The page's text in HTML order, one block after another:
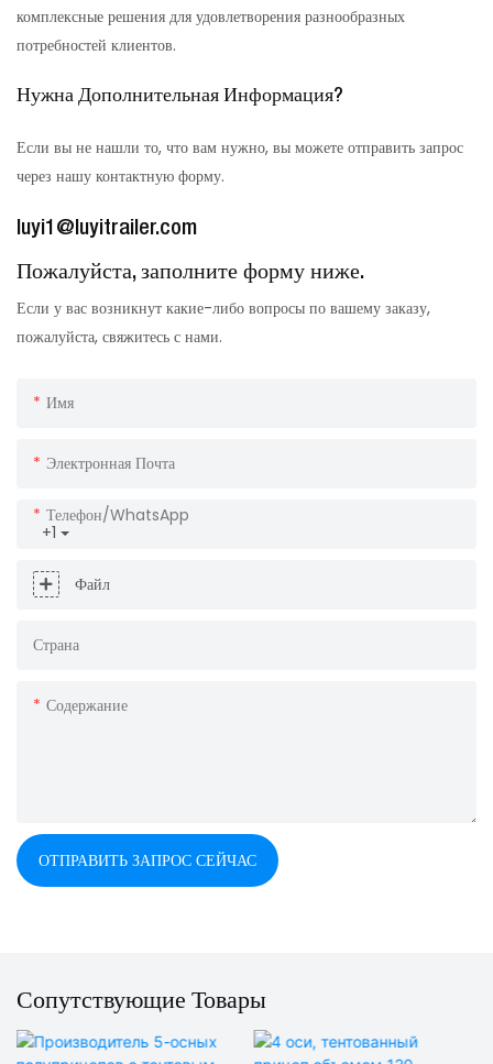
комплексные решения для удовлетворения разнообразных
потребностей клиентов.
Нужна Дополнительная Информация?
Если вы не нашли то, что вам нужно, вы можете отправить запрос
через нашу контактную форму.
luyi1@luyitrailer.com
Пожалуйста, заполните форму ниже.
Если у вас возникнут какие-либо вопросы по вашему заказу,
пожалуйста, свяжитесь с нами.
Имя
Электронная Почта
+1
Телефон/WhatsApp
Файл
Страна
Содержание
ОТПРАВИТЬ ЗАПРОС СЕЙЧАС
Сопутствующие Товары